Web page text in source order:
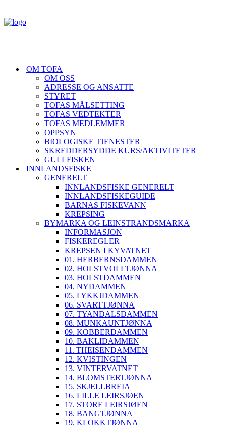
OM TOFA
OM OSS
ADRESSE OG ANSATTE
STYRET
TOFAS MÅLSETTING
TOFAS VEDTEKTER
TOFAS MEDLEMMER
OPPSYN
BIOLOGISKE TJENESTER
SKREDDERSYDDE KURS/AKTIVITETER
GULLFISKEN
INNLANDSFISKE
GENERELT
INNLANDSFISKE GENERELT
INNLANDSFISKEGUIDE
BARNAS FISKEVANN
KREPSING
BYMARKA OG LEINSTRANDSMARKA
INFORMASJON
FISKEREGLER
KREPSEN I KYVATNET
01. HERBERNSDAMMEN
02. HOLSTVOLLTJØNNA
03. HOLSTDAMMEN
04. NYDAMMEN
05. LYKKJDAMMEN
06. SVARTTJØNNA
07. TYANDALSDAMMEN
08. MUNKAUNTJØNNA
09. KOBBERDAMMEN
10. BAKLIDAMMEN
11. THEISENDAMMEN
12. KVISTINGEN
13. VINTERVATNET
14. BLOMSTERTJØNNA
15. SKJELLBREIA
16. LILLE LEIRSJØEN
17. STORE LEIRSJØEN
18. BANGTJØNNA
19. KLOKKTJØNNA